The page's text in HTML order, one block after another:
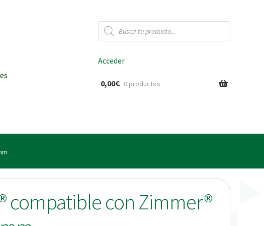
Búsqueda
de
productos
Acceder
0,00€ 0 productos
compatible con Zimmer®